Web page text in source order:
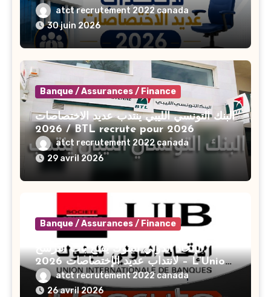
Banque de Tunisie 2026
atct recrutement 2022 canada
30 juin 2026
Banque / Assurances / Finance
البنك التونسي الليبي ينتدب عديد الاختصاصات
2026 / BTL recrute pour 2026
atct recrutement 2022 canada
29 avril 2026
Banque / Assurances / Finance
الإتحاد الدولي للبنوك يفتح باب الترشح
لانتداب عديد الإختصاصات 2026 – L’Union
Internationale De Banques UIB
Recrute Plusieurs Profils En 2026
atct recrutement 2022 canada
26 avril 2026